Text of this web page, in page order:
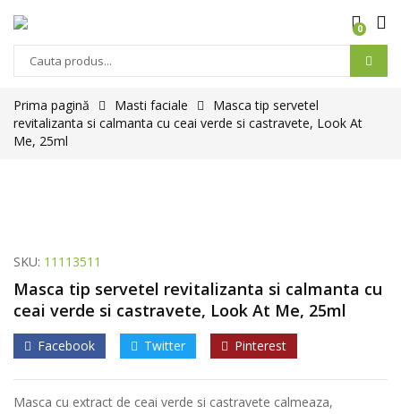
0
Prima pagină Masti faciale
Masca tip servetel
revitalizanta si calmanta cu ceai verde si castravete, Look At
Me, 25ml
SKU: 11113511
Masca tip servetel revitalizanta si calmanta cu
ceai verde si castravete, Look At Me, 25ml
Facebook Twitter Pinterest
Masca cu extract de ceai verde si castravete calmeaza,